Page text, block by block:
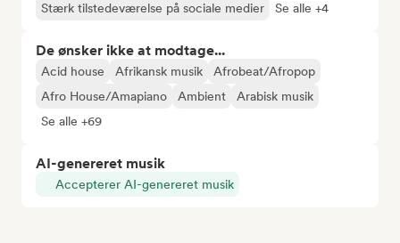
Stærk tilstedeværelse på sociale medier
Se alle +4
De ønsker ikke at modtage...
Acid house Afrikansk musik
Afrobeat/Afropop
Afro House/Amapiano
Ambient
Arabisk musik
Se alle +69
AI-genereret musik
Accepterer AI-genereret musik